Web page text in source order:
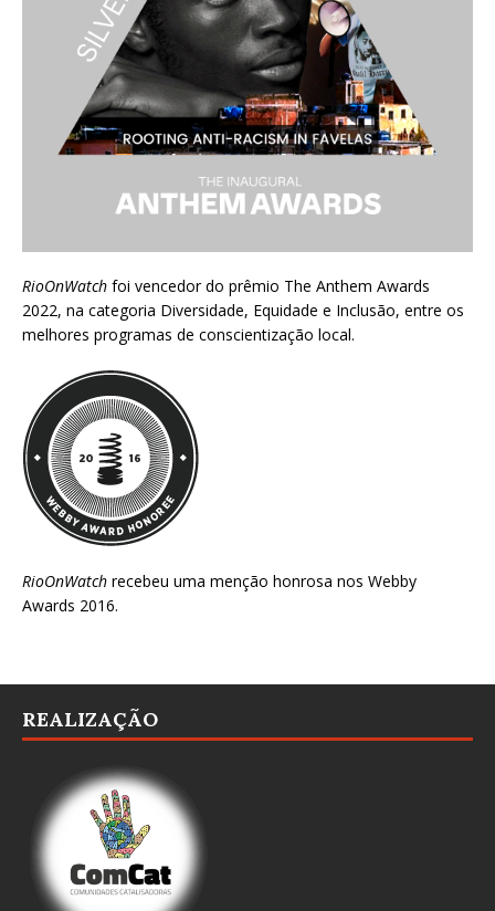
RioOnWatch foi vencedor do prêmio The Anthem Awards
2022, na categoria Diversidade, Equidade e Inclusão, entre os
melhores programas de conscientização local.
RioOnWatch recebeu uma menção honrosa nos Webby
Awards 2016.
REALIZAÇÃO